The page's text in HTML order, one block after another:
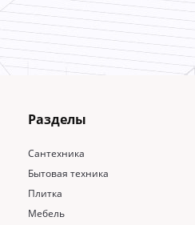
Разделы
Сантехника
Бытовая техника
Плитка
Мебель